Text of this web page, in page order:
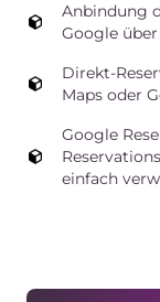
Anbindung
Google
Direkt-
Maps oder
Google
einfach